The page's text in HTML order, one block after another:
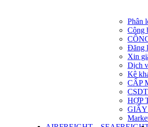
Phân
Công
Đăng
Xin
Dịch
Kê
CẤP
HỢP
GIẤY